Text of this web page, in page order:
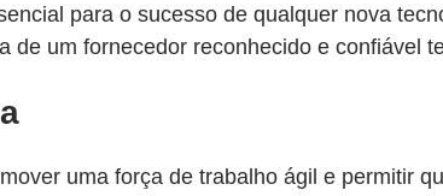
para o sucesso de qualquer nova
um fornecedor reconhecido e confiável
uma força de trabalho ágil e permitir